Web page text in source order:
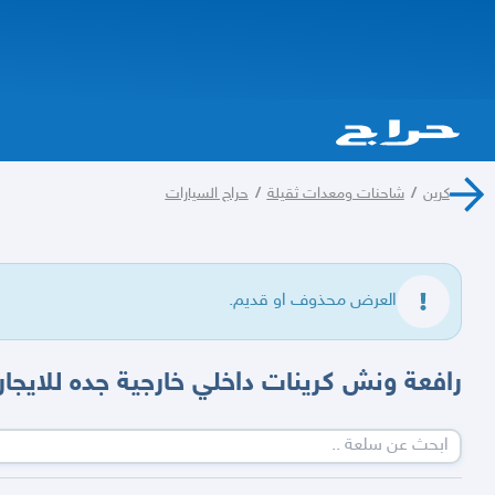
كرين / شاحنات ومعدات ثقيلة / حراج السيارات
العرض محذوف او قديم.
رافعة ونش كرينات داخلي خارجية جده